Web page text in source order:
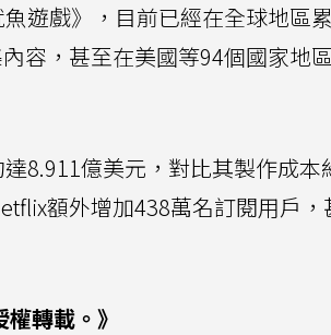
遊戲》，目前已經在全球地區
容，甚至在美國等94個國家地
8.911億美元，對比其製作成本
額外增加438萬名訂閱用戶，
轉載。》